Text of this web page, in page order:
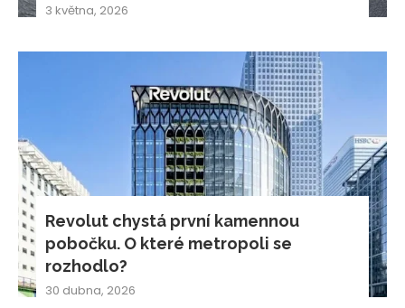
3 května, 2026
Revolut chystá první kamennou
pobočku. O které metropoli se
rozhodlo?
30 dubna, 2026